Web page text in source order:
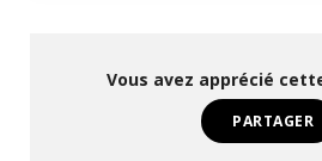
Vous avez apprécié
PARTAGER